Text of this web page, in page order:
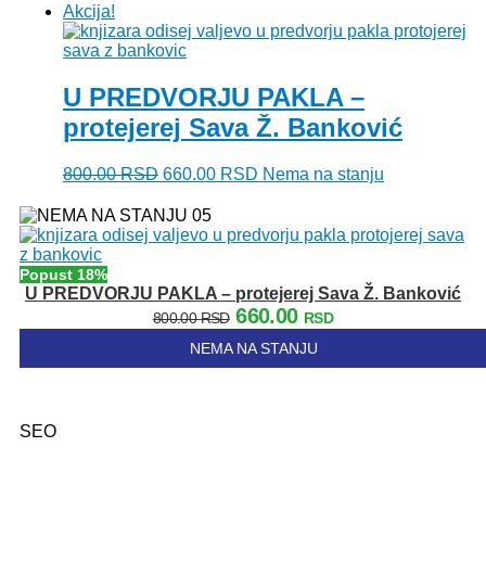
Akcija!
U PREDVORJU PAKLA –
protejerej Sava Ž. Banković
800.00RSD Originalna
je
bila:
660.00 RSD Trenutna
660.00 RSD.
Nema na stanju
Popust 18%
U PREDVORJU PAKLA – protejerej Sava Ž. Banković
800.00RSD Originalna
cena
je
660.00 RSDTrenutna
je:
NEMA NA STANJU
SEO